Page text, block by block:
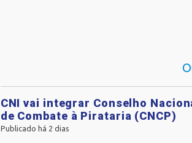
CNI vai integrar Conselho
de Combate à Pirataria (CNCP)
Publicado há 2 dias